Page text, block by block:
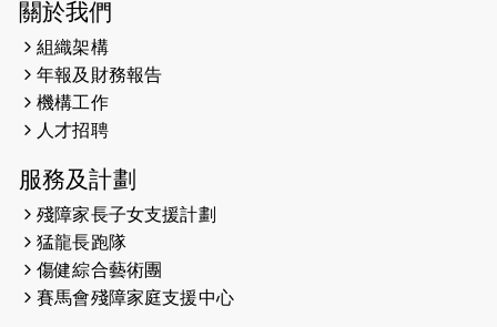
2026-05-22
2026-05-21
2026-05-14
（19:00開始）
2026-05-07
開始）
關於我們
組織架構
年報及財務報告
機構工作
人才招聘
服務及計劃
殘障家長子女支援計劃
猛龍長跑隊
傷健綜合藝術團
賽馬會殘障家庭支援中心